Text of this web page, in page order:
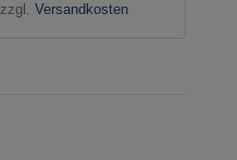
zzgl.Versandkosten